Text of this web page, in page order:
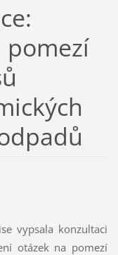
pomezí
vypsala konzultaci
otázek na pomezí